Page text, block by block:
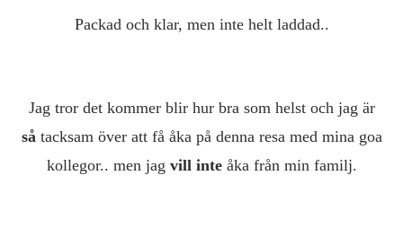
Packad och klar, men inte helt laddad..
Jag tror det kommer blir hur bra som helst och jag är
såtacksam över att få åka på denna resa med mina goa
kollegor.. men jag vill inte åka från min familj.